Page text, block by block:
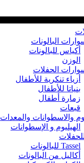
البالونات
أكياس للبالونات
الوزن
الحفلات
أزياء تنكرية للأطفال
بنياتا للأطفال
زمارة أطفال
قبعات
والاسطوانات والمعدات
الهيليوم و الإسطوانات
Tassel للبالونات
أكاليل من البالونات